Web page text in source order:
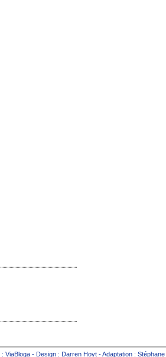
: ViaBloga - Design : Darren Hoyt - Adaptation : Stéphane